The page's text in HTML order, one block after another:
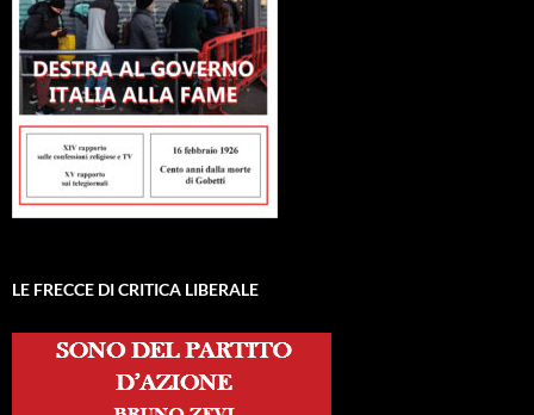
LE FRECCE DI CRITICA LIBERALE